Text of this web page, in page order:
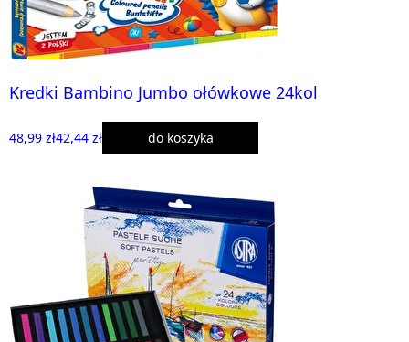
Kredki Bambino Jumbo ołówkowe 24kol
48,99 zł42,44 zł do koszyka